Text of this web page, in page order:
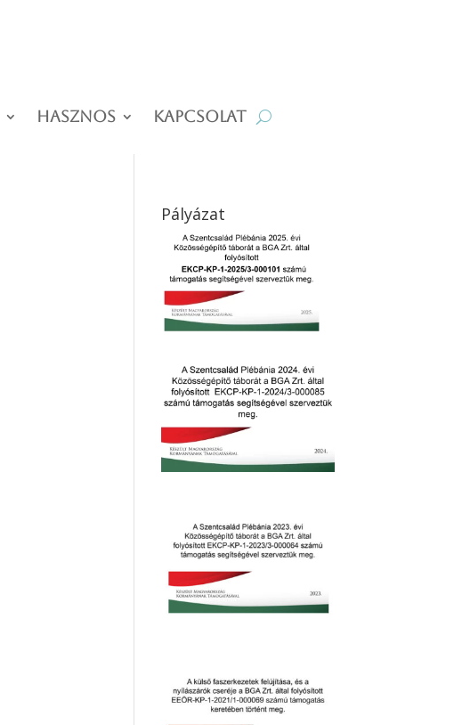
Hasznos Kapcsolat
Pályázat